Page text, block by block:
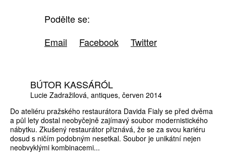
Podělte se:
Email
Facebook Twitter
BÚTOR KASSÁRÓL
Lucie Zadražilová antiques červen 2014
Do ateliéru pražského restaurátora Davida Fialy se před dvěma
a půl lety dostal neobyčejně zajímavý soubor modernistického
nábytku. Zkušený restaurátor přiznává, že se za svou kariéru
dosud s ničím podobným nesetkal. Soubor je unikátní nejen
neobvyklými kombinacemi...